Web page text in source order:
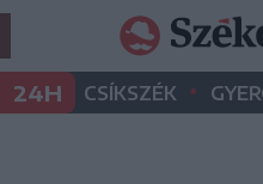
24H CSÍKSZÉK •